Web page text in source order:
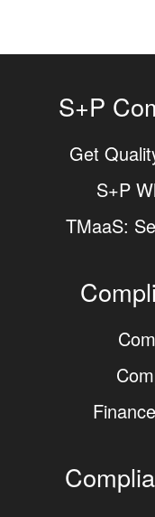
S+P
Get
S+P
TMaaS: